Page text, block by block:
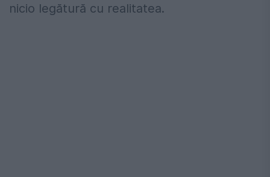
nicio legătură cu realitatea.